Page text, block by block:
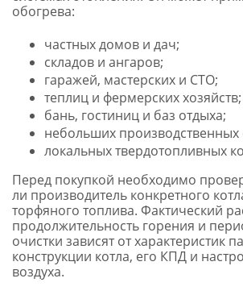
обогрева:
частных домов и дач;
складов и ангаров;
гаражей, мастерских и СТО;
теплиц и фермерских хозяйств;
бань, гостиниц и баз отдыха;
небольших производственных
локальных твердотопливных
Перед покупкой необходимо
ли производитель конкретного
торфяного топлива. Фактический
продолжительность горения и
очистки зависят от характеристик
конструкции котла, его КПД и
воздуха.